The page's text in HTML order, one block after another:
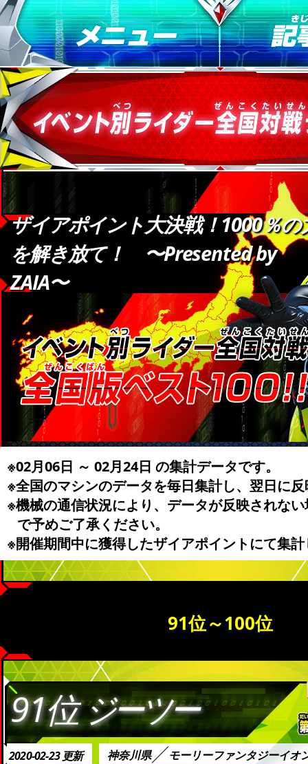
ザイアポイント大決戦！1000％の
を解き放て！ 〜Presented by
ZAIA〜
※02月06日 ～ 02月24日 の集計データです。
※全国のマシンのデータを毎日集計し、翌日に
※機械の通信状況により、データが反映されな
で予めご了承ください。
※開催期間中に獲得したザイアポイントにて集
91位～100位
91位ジーツー
2020-02-23 更新 神奈川県 モーリーファンタジーイオ